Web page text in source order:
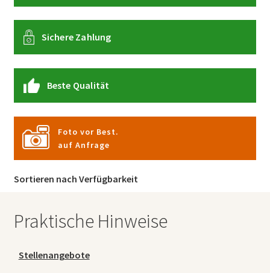
Sichere Zahlung
Beste Qualität
Foto vor Best.
auf Anfrage
Sortieren nach Verfügbarkeit
Praktische Hinweise
Stellenangebote